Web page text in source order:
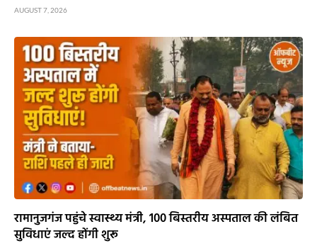
AUGUST 7, 2026
रामानुजगंज पहुंचे स्वास्थ्य मंत्री, 100 बिस्तरीय अस्पताल की लंबित
सुविधाएं जल्द होंगी शुरू